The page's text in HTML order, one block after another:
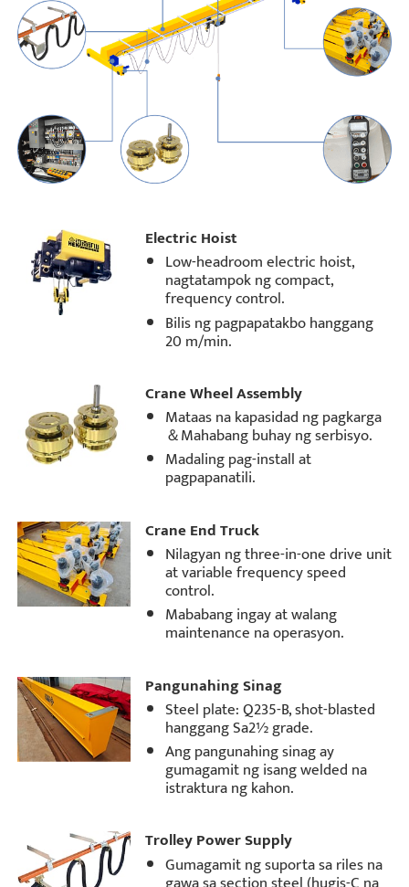
Electric Hoist
Low-headroom electric hoist,
nagtatampok ng compact,
frequency control.
Bilis ng pagpapatakbo hanggang
20 m/min.
Crane Wheel Assembly
Mataas na kapasidad ng pagkarga
＆Mahabang buhay ng serbisyo.
Madaling pag-install at
pagpapanatili.
Crane End Truck
Nilagyan ng three-in-one drive unit
at variable frequency speed
control.
Mababang ingay at walang
maintenance na operasyon.
Pangunahing Sinag
Steel plate: Q235-B, shot-blasted
hanggang Sa2½ grade.
Ang pangunahing sinag ay
gumagamit ng isang welded na
istraktura ng kahon.
Trolley Power Supply
Gumagamit ng suporta sa riles na